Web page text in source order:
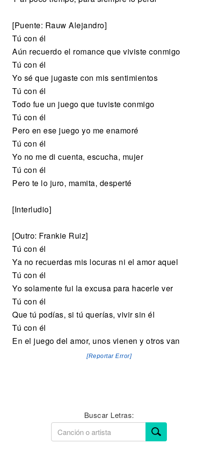
[Puente: Rauw Alejandro]
Tú con él
Aún recuerdo el romance que viviste conmigo
Tú con él
Yo sé que jugaste con mis sentimientos
Tú con él
Todo fue un juego que tuviste conmigo
Tú con él
Pero en ese juego yo me enamoré
Tú con él
Yo no me di cuenta, escucha, mujer
Tú con él
Pero te lo juro, mamita, desperté
[Interludio]
[Outro: Frankie Ruiz]
Tú con él
Ya no recuerdas mis locuras ni el amor aquel
Tú con él
Yo solamente fui la excusa para hacerle ver
Tú con él
Que tú podías, si tú querías, vivir sin él
Tú con él
En el juego del amor, unos vienen y otros van
[Reportar Error]
Buscar Letras: